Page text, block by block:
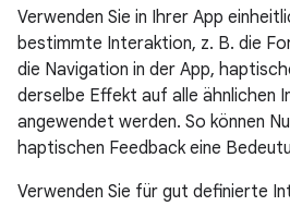
Verwenden Sie in Ihrer App
bestimmte Interaktion, z. B. die
die Navigation in der App,
derselbe Effekt auf alle ähnlichen
angewendet werden. So können
haptischen Feedback eine
Verwenden Sie für gut definierte